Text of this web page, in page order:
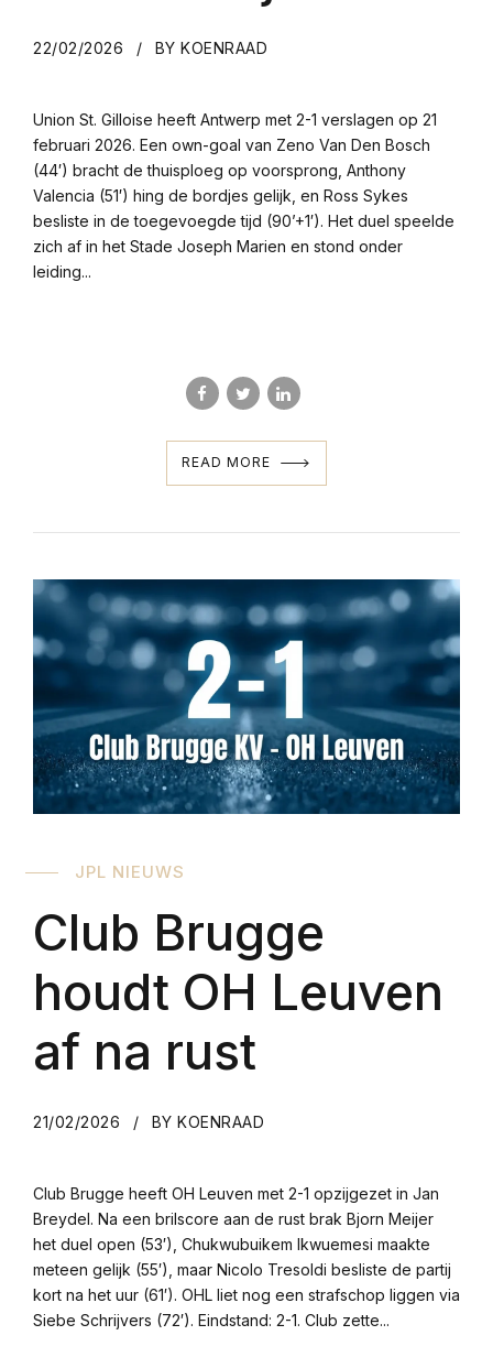
22/02/2026 BY KOENRAAD
Union St. Gilloise heeft Antwerp met 2-1 verslagen op 21
februari 2026. Een own-goal van Zeno Van Den Bosch
(44′) bracht de thuisploeg op voorsprong, Anthony
Valencia (51′) hing de bordjes gelijk, en Ross Sykes
besliste in de toegevoegde tijd (90’+1′). Het duel speelde
zich af in het Stade Joseph Marien en stond onder
leiding...
READ MORE
JPL NIEUWS
Club Brugge
houdt OH Leuven
af na rust
21/02/2026 BY KOENRAAD
Club Brugge heeft OH Leuven met 2-1 opzijgezet in Jan
Breydel. Na een brilscore aan de rust brak Bjorn Meijer
het duel open (53′), Chukwubuikem Ikwuemesi maakte
meteen gelijk (55′), maar Nicolo Tresoldi besliste de partij
kort na het uur (61′). OHL liet nog een strafschop liggen via
Siebe Schrijvers (72′). Eindstand: 2-1. Club zette...